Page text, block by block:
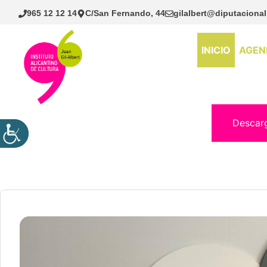
Saltar
965 12 12 14 C/San Fernando, 44
INICIO